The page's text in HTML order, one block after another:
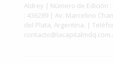
Aldrey | Número de Edición
: 436289 | Av. Marcelino
del Plata, Argentina. |